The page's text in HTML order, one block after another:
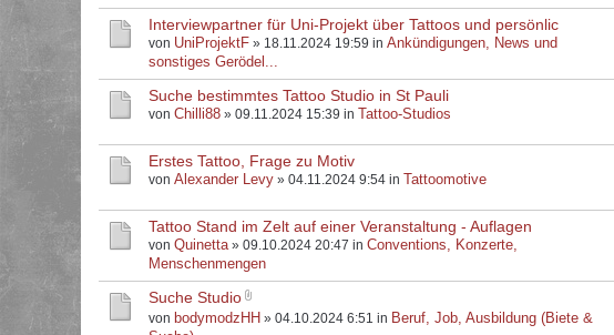
Interviewpartner für Uni-Projekt über Tattoos und persönlic
von UniProjektF » 18.11.2024 19:59 in Ankündigungen, News und
sonstiges Gerödel...
Suche bestimmtes Tattoo Studio in St Pauli
von Chilli88 » 09.11.2024 15:39 in Tattoo-Studios
Erstes Tattoo, Frage zu Motiv
von Alexander Levy » 04.11.2024 9:54 in Tattoomotive
Tattoo Stand im Zelt auf einer Veranstaltung - Auflagen
von Quinetta» 09.10.2024 20:47 in Conventions, Konzerte,
Menschenmengen
Suche Studio
von bodymodzHH » 04.10.2024 6:51 in Beruf, Job, Ausbildung (Biete &